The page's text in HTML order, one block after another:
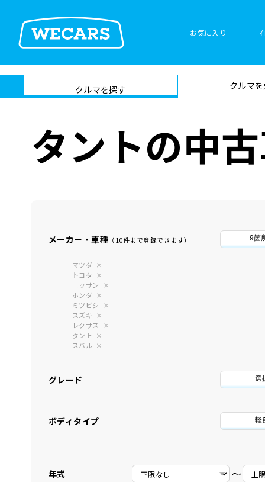
お気に入り
在庫検索
サイト内検
索
クルマを探す クルマ
タントの中
メーカー・車種 （10件まで登録できます） 9箇
マツダ
トヨタ
ニッサン
ホンダ
ミツビシ
スズキ
レクサス
タント
スバル
グレード 選
ボディタイプ 軽
年式 〜